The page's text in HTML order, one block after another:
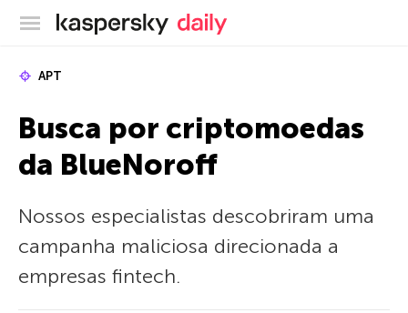
Blog oficial da Kaspersky
APT
Busca por criptomoedas
da BlueNoroff
Nossos especialistas descobriram uma
campanha maliciosa direcionada a
empresas fintech.